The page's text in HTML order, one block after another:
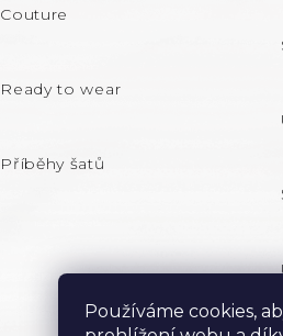
Používáme cookies,
Couture
Ready to wear
Příběhy šatů